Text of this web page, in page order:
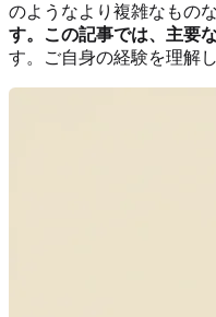
のようなより複雑なもの
す。この記事では、主要
す。ご自身の経験を理解